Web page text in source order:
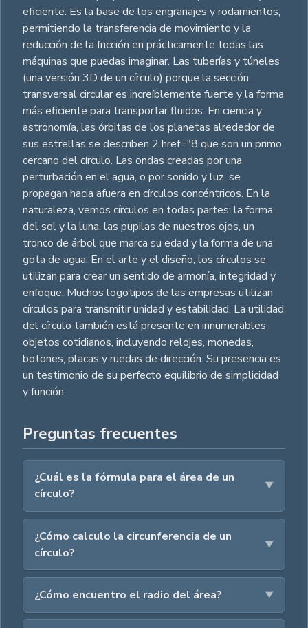
eficiente. Es la base de los engranajes y rodamientos,
permitiendo la transferencia de movimiento y la
reducción de la fricción en prácticamente todas las
máquinas que puedas imaginar. Las tuberías y túneles
(una versión 3D de un círculo) porque la sección
transversal circular es increíblemente fuerte y la forma
más eficiente para transportar fluidos. En ciencia y
astronomía, las órbitas de los planetas alrededor de
sus estrellas se describen 2 href="8 que son un primo
cercano del círculo. Las ondas creadas por una
perturbación en el agua, o por sonido y luz, se
propagan hacia afuera en círculos concéntricos. En la
naturaleza, vemos círculos en todas partes: la forma
del sol y la luna, las pupilas de nuestros ojos, un
tronco de árbol que marca su edad y la forma de una
gota de agua. En el arte y el diseño, los círculos se
utilizan para crear un sentido de armonía, integridad y
enfoque. Muchos logotipos de las empresas utilizan
círculos para transmitir unidad y estabilidad. La utilidad
del círculo también está presente en innumerables
objetos cotidianos, incluyendo relojes, monedas,
botones, placas y ruedas de dirección. Su presencia es
un testimonio de su perfecto equilibrio de simplicidad
y función.
Preguntas frecuentes
¿Cuál es la fórmula para el área de un
círculo?
¿Cómo calculo la circunferencia de un
círculo?
¿Cómo encuentro el radio del área?